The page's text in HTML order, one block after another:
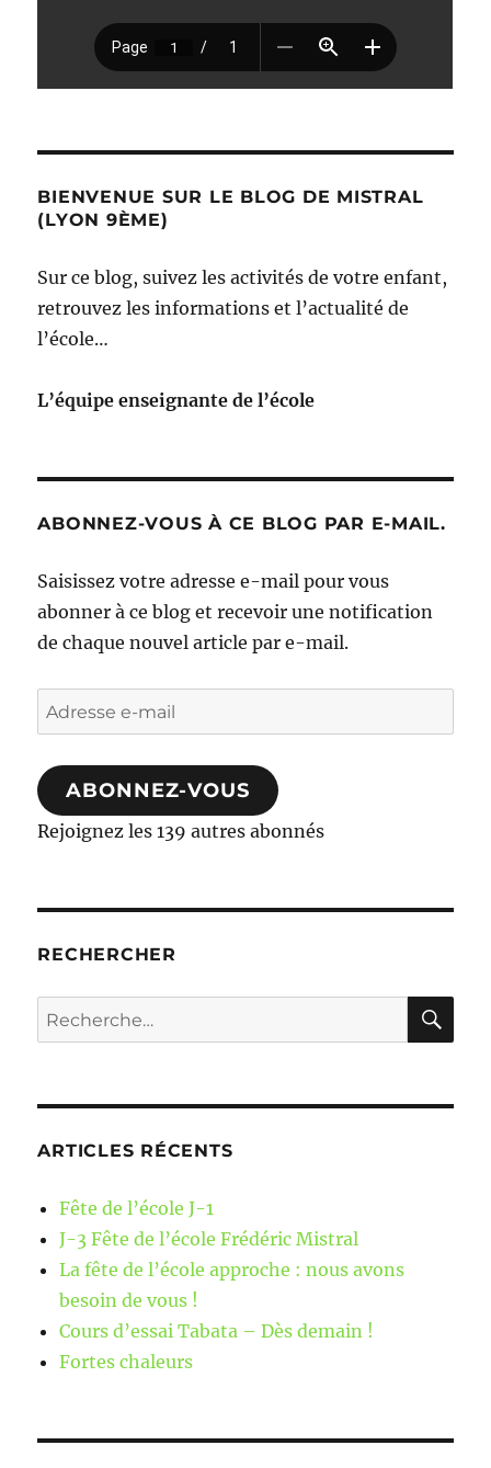
BIENVENUE SUR LE BLOG DE MISTRAL
(LYON 9ÈME)
Sur ce blog, suivez les activités de votre enfant,
retrouvez les informations et l’actualité de
l’école…
L’équipe enseignante de l’école
ABONNEZ-VOUS À CE BLOG PAR E-MAIL.
Saisissez votre adresse e-mail pour vous
abonner à ce blog et recevoir une notification
de chaque nouvel article par e-mail.
Adresse
e-
mail
ABONNEZ-VOUS
Rejoignez les 139 autres abonnés
RECHERCHER
Recherche
pour :
ARTICLES RÉCENTS
Fête de l’école J-1
J-3 Fête de l’école Frédéric Mistral
La fête de l’école approche : nous avons
besoin de vous !
Cours d’essai Tabata – Dès demain !
Fortes chaleurs